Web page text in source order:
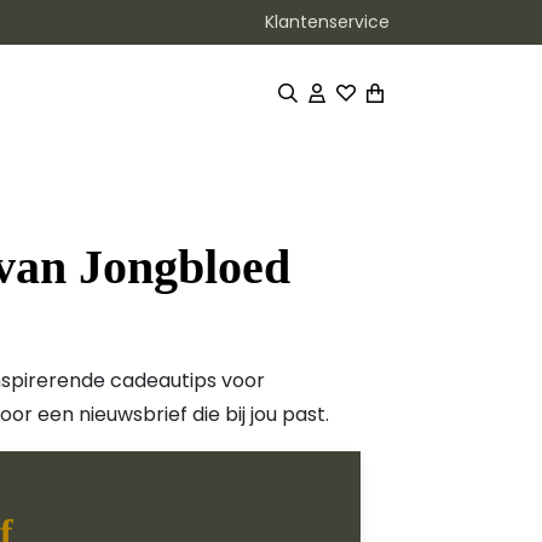
Klantenservice
Jongbloed
cadeautips voor
een nieuwsbrief die bij jou past.